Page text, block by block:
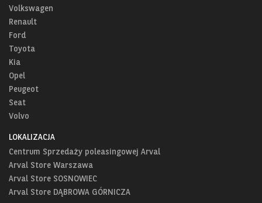
Volkswagen
Renault
Ford
Toyota
Kia
Opel
Peugeot
Seat
Volvo
LOKALIZACJA
Centrum Sprzedaży poleasingowej Arval
Arval Store Warszawa
Arval Store SOSNOWIEC
Arval Store DĄBROWA GÓRNICZA